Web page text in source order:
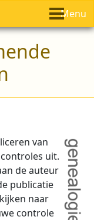
Menu
van
uit.
de auteur
publicatie
naar
controle